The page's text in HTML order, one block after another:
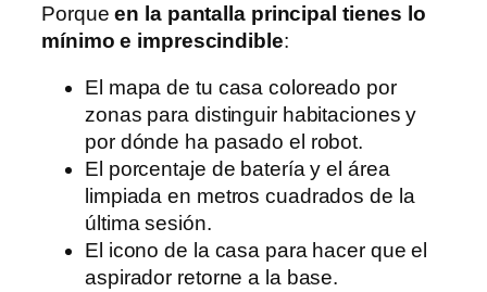
Porqueen la pantalla principal tienes lo
mínimo e imprescindible:
El mapa de tu casa coloreado por
zonas para distinguir habitaciones y
por dónde ha pasado el robot.
El porcentaje de batería y el área
limpiada en metros cuadrados de la
última sesión.
El icono de la casa para hacer que el
aspirador retorne a la base.